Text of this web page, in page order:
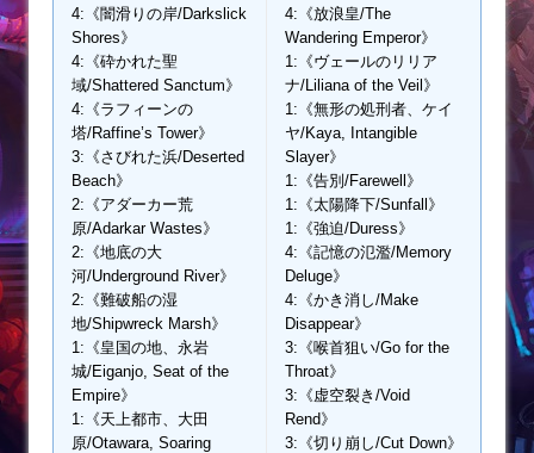
4:《闇滑りの岸/Darkslick
Shores》
4:《砕かれた聖
域/Shattered Sanctum》
4:《ラフィーンの
塔/Raffine’s Tower》
3:《さびれた浜/Deserted
Beach》
2:《アダーカー荒
原/Adarkar Wastes》
2:《地底の大
河/Underground River》
2:《難破船の湿
地/Shipwreck Marsh》
1:《皇国の地、永岩
城/Eiganjo, Seat of the
Empire》
1:《天上都市、大田
原/Otawara, Soaring
4:《放浪皇/The
Wandering Emperor》
1:《ヴェールのリリア
ナ/Liliana of the Veil》
1:《無形の処刑者、ケイ
ヤ/Kaya, Intangible
Slayer》
1:《告別/Farewell》
1:《太陽降下/Sunfall》
1:《強迫/Duress》
4:《記憶の氾濫/Memory
Deluge》
4:《かき消し/Make
Disappear》
3:《喉首狙い/Go for the
Throat》
3:《虚空裂き/Void
Rend》
3:《切り崩し/Cut Down》